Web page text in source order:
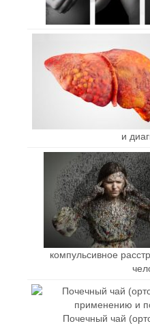
и
компульсивное
Почечный чай